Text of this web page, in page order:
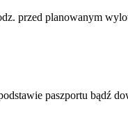
przed planowanym
paszportu bądź